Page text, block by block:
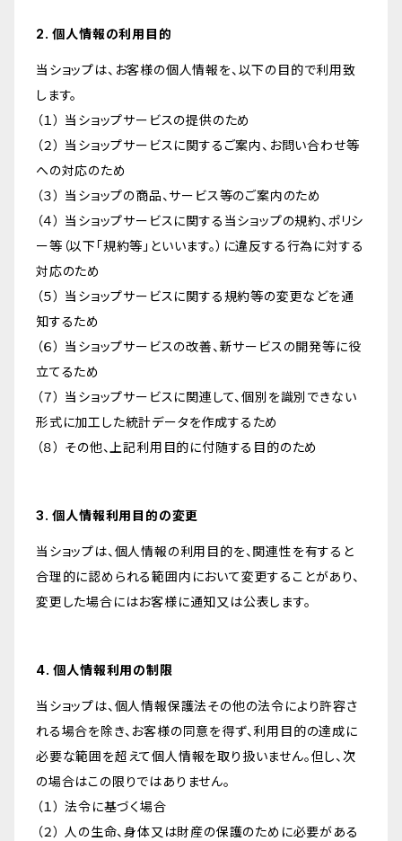
2. 個人情報の利用目的
当ショップは、お客様の個人情報を、以下の目的で利用致
します。
（１） 当ショップサービスの提供のため
（２） 当ショップサービスに関するご案内、お問い合わせ等
への対応のため
（３） 当ショップの商品、サービス等のご案内のため
（４） 当ショップサービスに関する当ショップの規約、ポリシ
ー等（以下「規約等」といいます。）に違反する行為に対する
対応のため
（５） 当ショップサービスに関する規約等の変更などを通
知するため
（６） 当ショップサービスの改善、新サービスの開発等に役
立てるため
（７） 当ショップサービスに関連して、個別を識別できない
形式に加工した統計データを作成するため
（８） その他、上記利用目的に付随する目的のため
3. 個人情報利用目的の変更
当ショップは、個人情報の利用目的を、関連性を有すると
合理的に認められる範囲内において変更することがあり、
変更した場合にはお客様に通知又は公表します。
4. 個人情報利用の制限
当ショップは、個人情報保護法その他の法令により許容さ
れる場合を除き、お客様の同意を得ず、利用目的の達成に
必要な範囲を超えて個人情報を取り扱いません。但し、次
の場合はこの限りではありません。
（１） 法令に基づく場合
（２） 人の生命、身体又は財産の保護のために必要がある